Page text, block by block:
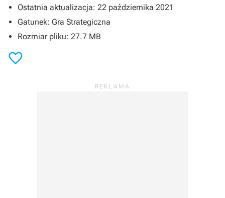
Ostatnia aktualizacja: 22 października 2021
Gatunek: Gra Strategiczna
Rozmiar pliku: 27.7 MB
